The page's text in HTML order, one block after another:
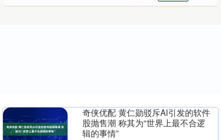
奇侠优配 黄仁勋驳斥AI引发的软件
股抛售潮 称其为“世界上最不合逻
辑的事情”